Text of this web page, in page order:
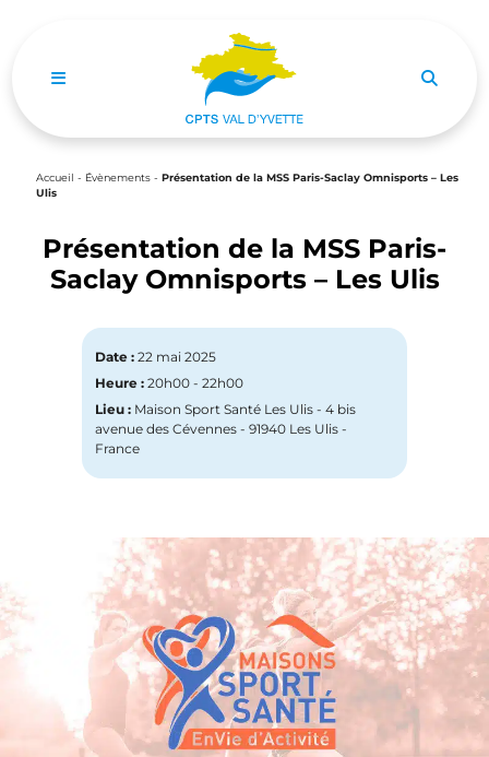
Ouvrir le menu de navigation mobile
Accueil - Évènements - Présentation de la MSS Paris-Saclay Omnisports – Les
Ulis
Présentation de la MSS Paris-
Saclay Omnisports – Les Ulis
Date : 22 mai 2025
Heure : 20h00 - 22h00
Lieu : Maison Sport Santé Les Ulis - 4 bis
avenue des Cévennes - 91940 Les Ulis -
France